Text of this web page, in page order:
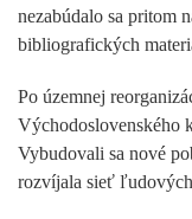
nezabúdalo sa pritom
bibliografických
Po územnej
Východoslovenského
Vybudovali sa nové
rozvíjala sieť